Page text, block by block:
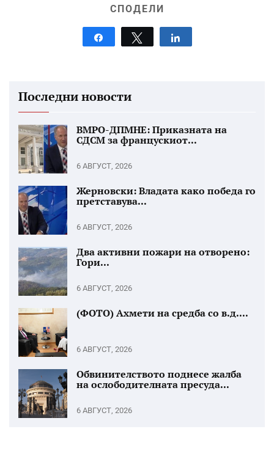
СПОДЕЛИ
Tweet
Последни новости
ВМРО-ДПМНЕ: Приказната на
СДСМ за францускиот...
6 АВГУСТ, 2026
Жерновски: Владата како победа го
претставува...
6 АВГУСТ, 2026
Два активни пожари на отворено:
Гори...
6 АВГУСТ, 2026
(ФОТО) Ахмети на средба со в.д....
6 АВГУСТ, 2026
Обвинителството поднесе жалба
на ослободителната пресуда...
6 АВГУСТ, 2026